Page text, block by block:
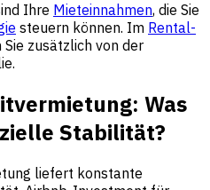
Ihre Mieteinnahmen, die Sie
steuern können. Im Rental-
zusätzlich von der
Was
Stabilität?
liefert konstante